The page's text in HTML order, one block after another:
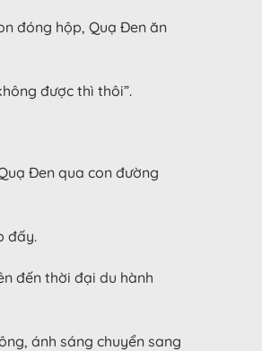
đóng hộp, Quạ Đen ăn
được thì thôi”.
Đen qua con đường
đấy.
đến thời đại du hành
ánh sáng chuyển sang